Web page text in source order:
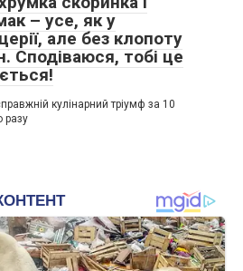
– усе, як у
але без клопоту
Сподіваюся, тобі це
кулінарний тріумф за 10
разу